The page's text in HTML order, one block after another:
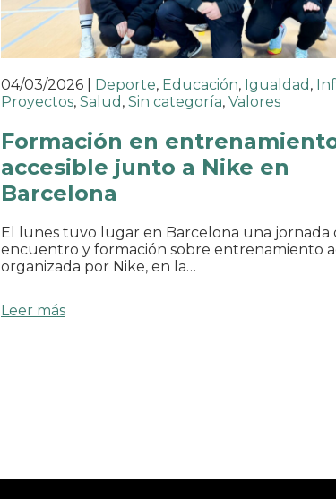
04/03/2026 Deporte, Educación, Igualdad ,
Proyectos, Salud , Sin categoría, Valores
Formación en
accesible junto a Nike en
Barcelona
El lunes tuvo lugar en Barcelona una jornada
encuentro y formación sobre entrenamiento
organizada por Nike, en la…
Leer más